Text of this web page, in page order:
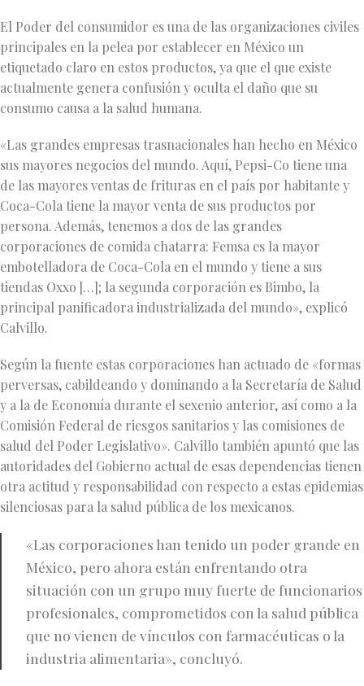
El Poder del consumidor es una de las organizaciones civiles
principales en la pelea por establecer en México un
etiquetado claro en estos productos, ya que el que existe
actualmente genera confusión y oculta el daño que su
consumo causa a la salud humana.
«Las grandes empresas trasnacionales han hecho en México
sus mayores negocios del mundo. Aquí, Pepsi-Co tiene una
de las mayores ventas de frituras en el país por habitante y
Coca-Cola tiene la mayor venta de sus productos por
persona. Además, tenemos a dos de las grandes
corporaciones de comida chatarra: Femsa es la mayor
embotelladora de Coca-Cola en el mundo y tiene a sus
tiendas Oxxo […]; la segunda corporación es Bimbo, la
principal panificadora industrializada del mundo», explicó
Calvillo.
Según la fuente estas corporaciones han actuado de «formas
perversas, cabildeando y dominando a la Secretaría de Salud
y a la de Economía durante el sexenio anterior, así como a la
Comisión Federal de riesgos sanitarios y las comisiones de
salud del Poder Legislativo». Calvillo también apuntó que las
autoridades del Gobierno actual de esas dependencias tienen
otra actitud y responsabilidad con respecto a estas epidemias
silenciosas para la salud pública de los mexicanos.
«Las corporaciones han tenido un poder grande en
México, pero ahora están enfrentando otra
situación con un grupo muy fuerte de funcionarios
profesionales, comprometidos con la salud pública
que no vienen de vínculos con farmacéuticas o la
industria alimentaria», concluyó.